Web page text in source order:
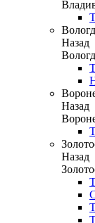
Назад
Назад
Назад